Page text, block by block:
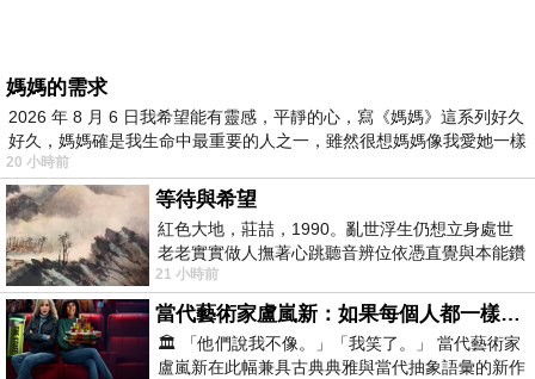
媽媽的需求
2026 年 8 月 6 日我希望能有靈感，平靜的心，寫《媽媽》這系列好久
好久，媽媽確是我生命中最重要的人之一，雖然很想媽媽像我愛她一樣
20 小時前
等待與希望
紅色大地，莊喆，1990。亂世浮生仍想立身處世
老老實實做人撫著心跳聽音辨位依憑直覺與本能鑽
向裂隙的亮處探索另一個心聲另一個共鳴的
21 小時前
當代藝術家盧嵐新：如果每個人都一樣，這世界該有多無聊？
🏛️ 「他們說我不像。」「我笑了。」 當代藝術家
盧嵐新在此幅兼具古典典雅與當代抽象語彙的新作